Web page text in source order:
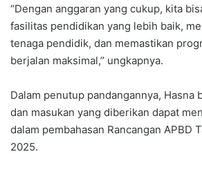
“Dengan anggaran yang cukup, kita
fasilitas pendidikan yang lebih baik,
tenaga pendidik, dan memastikan
berjalan maksimal,” ungkapnya.
Dalam penutup pandangannya, Hasna
dan masukan yang diberikan dapat
dalam pembahasan Rancangan APBD
2025.